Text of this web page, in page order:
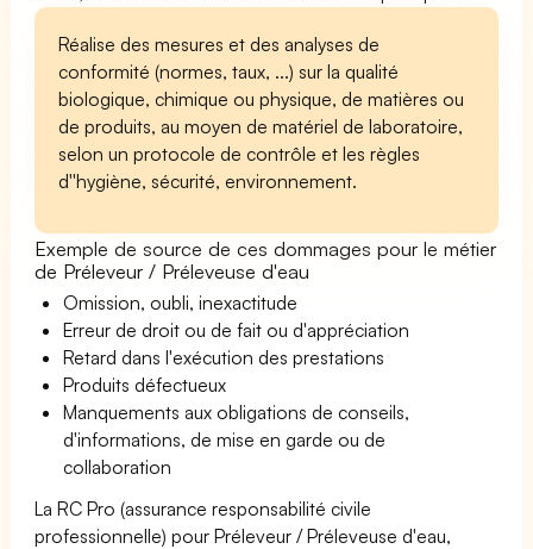
Réalise des mesures et des analyses de
conformité (normes, taux, ...) sur la qualité
biologique, chimique ou physique, de matières ou
de produits, au moyen de matériel de laboratoire,
selon un protocole de contrôle et les règles
d''hygiène, sécurité, environnement.
Exemple de source de ces dommages pour le métier
de Préleveur / Préleveuse d'eau
Omission, oubli, inexactitude
Erreur de droit ou de fait ou d'appréciation
Retard dans l'exécution des prestations
Produits défectueux
Manquements aux obligations de conseils,
d'informations, de mise en garde ou de
collaboration
La RC Pro (assurance responsabilité civile
professionnelle) pour Préleveur / Préleveuse d'eau,